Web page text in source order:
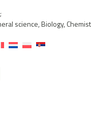
science, Biology,